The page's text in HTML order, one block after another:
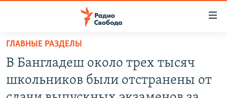
упрощенного
доступа
ГЛАВНЫЕ РАЗДЕЛЫ
В Бангладеш около трех тысяч
школьников были отстранены от